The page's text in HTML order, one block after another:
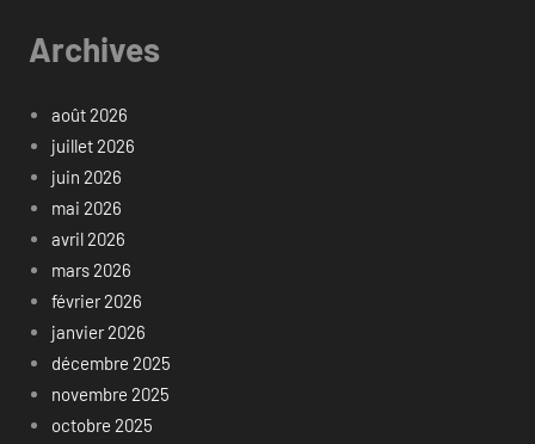
Archives
août 2026
juillet 2026
juin 2026
mai 2026
avril 2026
mars 2026
février 2026
janvier 2026
décembre 2025
novembre 2025
octobre 2025